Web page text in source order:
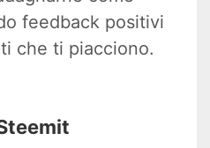
feedback positivi
che ti piacciono.